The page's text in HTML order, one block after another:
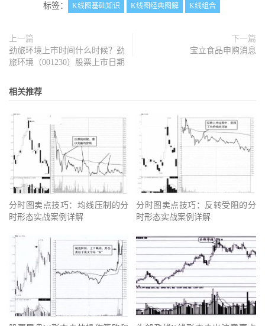
标签： K线图基础知识 K线图经典图解 K线组合
上一篇
劲旅环境上市时间什么时候？劲
旅环境（001230）股票上市日期
下一篇
宝立食品申购消息
相关推荐
分时图卖点技巧：均线压制的分
时形态实战案例详解
分时图卖点技巧：反转受阻的分
时形态实战案例详解